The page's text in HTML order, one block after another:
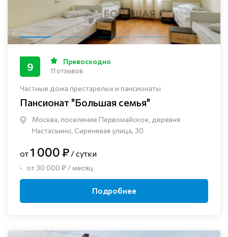
Частные дома престарелых и пансионаты
Пансионат "Большая семья"
Москва, поселение Первомайское, деревня
Настасьино, Сиреневая улица, 30
9 Превосходно
11 отзывов
от1 000 ₽ / сутки
от 30 000 ₽ / месяц
Подробнее